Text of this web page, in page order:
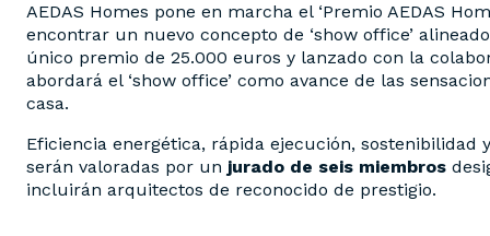
AEDAS Homes pone en marcha el ‘Premio AEDAS
encontrar un nuevo concepto de ‘show office’
único premio de 25.000 euros y lanzado con la
abordará el ‘show office’ como avance de las
casa.
Eficiencia energética, rápida ejecución,
serán valoradas por un jurado de seis miembros
incluirán arquitectos de reconocido de prestigio.